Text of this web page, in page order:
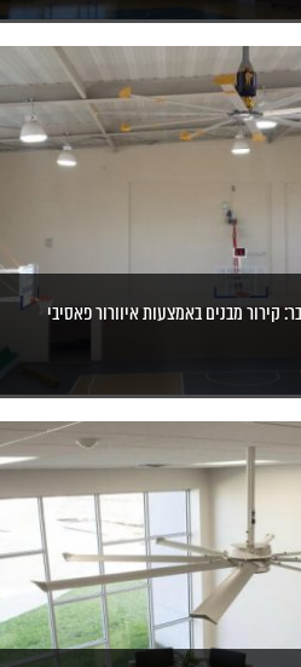
קירור מבנים באמצעות איוורור פאסיבי